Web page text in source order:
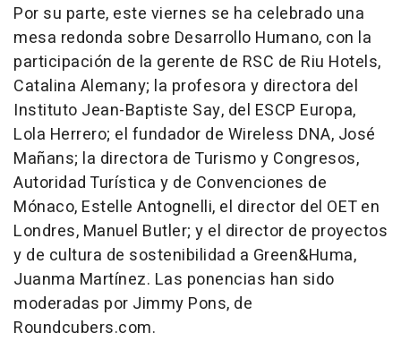
Por su parte, este viernes se ha celebrado una
mesa redonda sobre Desarrollo Humano, con la
participación de la gerente de RSC de Riu Hotels,
Catalina Alemany; la profesora y directora del
Instituto Jean-Baptiste Say, del ESCP Europa,
Lola Herrero; el fundador de Wireless DNA, José
Mañans; la directora de Turismo y Congresos,
Autoridad Turística y de Convenciones de
Mónaco, Estelle Antognelli, el director del OET en
Londres, Manuel Butler; y el director de proyectos
y de cultura de sostenibilidad a Green&Huma,
Juanma Martínez. Las ponencias han sido
moderadas por Jimmy Pons, de
Roundcubers.com.